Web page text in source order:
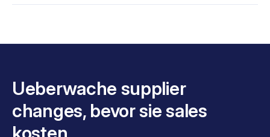
Ueberwache supplier
changes, bevor sie sales
kosten